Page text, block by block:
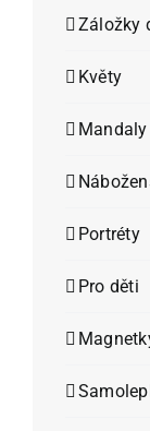
Záložky
Květy
Mandaly
Portréty
Pro děti